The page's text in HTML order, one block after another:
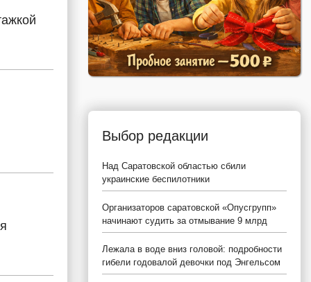
Выбор редакции
Над Саратовской областью сбили
украинские беспилотники
Организаторов саратовской «Опусгрупп»
начинают судить за отмывание 9 млрд
Лежала в воде вниз головой: подробности
гибели годовалой девочки под Энгельсом